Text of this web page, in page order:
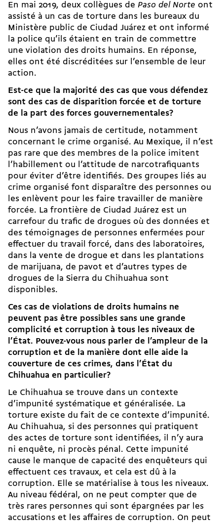
En mai 2019, deux collègues de Paso del Norte ont
assisté à un cas de torture dans les bureaux du
Ministère public de Ciudad Juárez et ont informé
la police qu’ils étaient en train de commettre
une violation des droits humains. En réponse,
elles ont été discréditées sur l’ensemble de leur
action.
Est-ce que la majorité des cas que vous défendez
sont des cas de disparition forcée et de torture
de la part des forces gouvernementales?
Nous n’avons jamais de certitude, notamment
concernant le crime organisé. Au Mexique, il n’est
pas rare que des membres de la police imitent
l’habillement ou l’attitude de narcotrafiquants
pour éviter d’être identifiés. Des groupes liés au
crime organisé font disparaître des personnes ou
les enlèvent pour les faire travailler de manière
forcée. La frontière de Ciudad Juárez est un
carrefour du trafic de drogues où des données et
des témoignages de personnes enfermées pour
effectuer du travail forcé, dans des laboratoires,
dans la vente de drogue et dans les plantations
de marijuana, de pavot et d’autres types de
drogues de la Sierra du Chihuahua sont
disponibles.
Ces cas de violations de droits humains ne
peuvent pas être possibles sans une grande
complicité et corruption à tous les niveaux de
l’État. Pouvez-vous nous parler de l’ampleur de la
corruption et de la manière dont elle aide la
couverture de ces crimes, dans l’État du
Chihuahua en particulier?
Le Chihuahua se trouve dans un contexte
d’impunité systématique et généralisée. La
torture existe du fait de ce contexte d’impunité.
Au Chihuahua, si des personnes qui pratiquent
des actes de torture sont identifiées, il n’y aura
ni enquête, ni procès pénal. Cette impunité
cause le manque de capacité des enquêteurs qui
effectuent ces travaux, et cela est dû à la
corruption. Elle se matérialise à tous les niveaux.
Au niveau fédéral, on ne peut compter que de
très rares personnes qui sont épargnées par les
accusations et les affaires de corruption. On peut